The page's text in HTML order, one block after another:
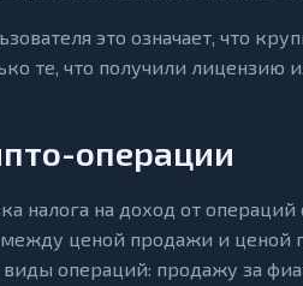
это означает, что
те, что получили лицензию
операции
налога на доход от
ценой продажи и ценой
виды операций: продажу за